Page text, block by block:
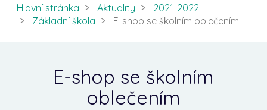
Hlavní stránka Aktuality
2021-2022
Základní škola
E-shop se školním oblečením
E-shop se školním
oblečením